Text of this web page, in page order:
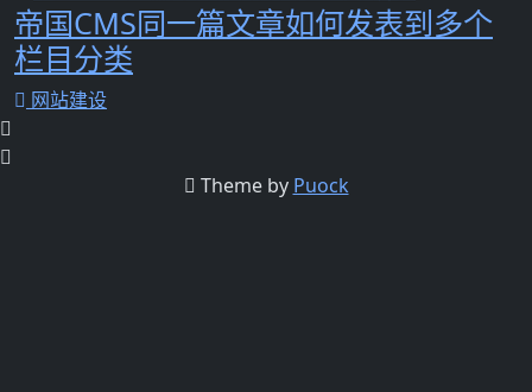
帝国CMS同一篇文章如何发表到多个
栏目分类
网站建设
Theme by Puock